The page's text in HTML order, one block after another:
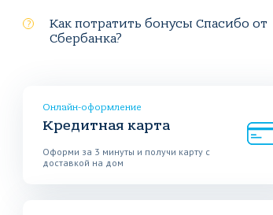
Как потратить бонусы Спасибо от
Сбербанка?
Онлайн-оформление
Кредитная карта
Оформи за 3 минуты и получи карту с
доставкой на дом